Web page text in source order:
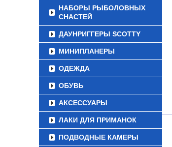
НАБОРЫ РЫБОЛОВНЫХ
СНАСТЕЙ
ДАУНРИГГЕРЫ SCOTTY
МИНИПЛАНЕРЫ
ОДЕЖДА
ОБУВЬ
АКСЕССУАРЫ
ЛАКИ ДЛЯ ПРИМАНОК
ПОДВОДНЫЕ КАМЕРЫ